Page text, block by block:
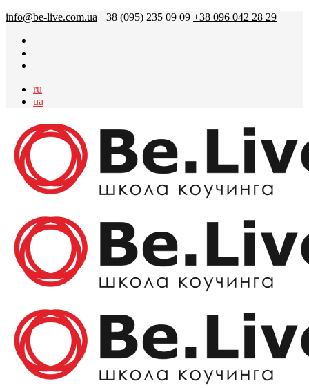
info@be-live.com.ua +38 (095) 235 09 09 +38 096 042 28 29
ru
ua